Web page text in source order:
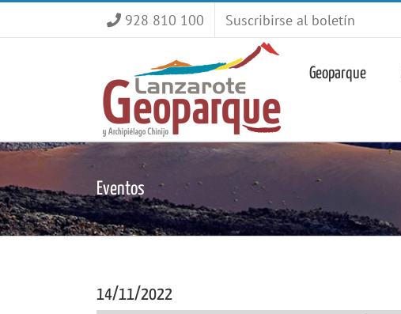
928 810 100 Suscribirse al boletín
Geoparque
Eventos
14/11/2022